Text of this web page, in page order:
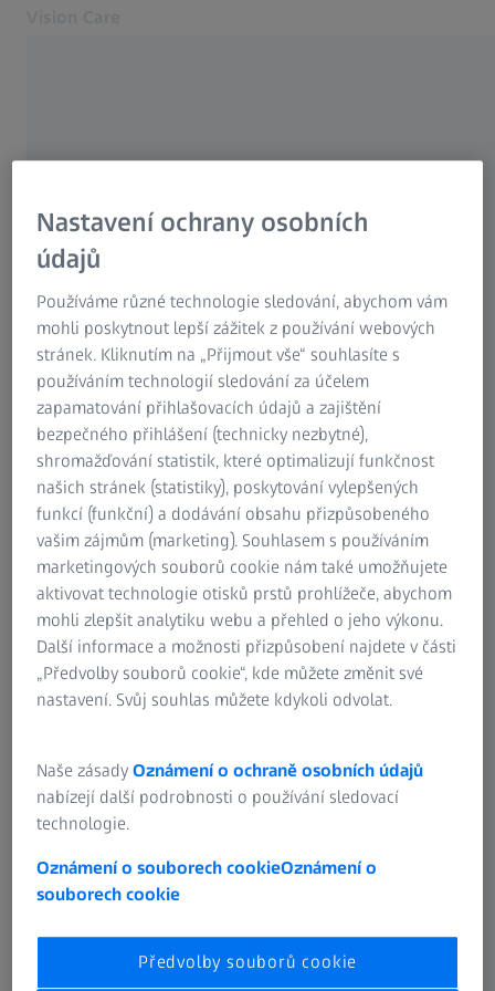
Zdravé oči a péče o ně
Váš zrak
O nás
Kontakt
Optik ve vaší blízkosti
Po lékaře či optometristy
Související webové stránky ZEISS
Vision Care po lékaře či optometristy
ZEISS Sunlens
Informace o zbytkových rizicích
Skupina ZEISS
ČASTO POUŽÍVANÉ
Proč je dobré vidění tak důležité
Progresivní brýlové čočky
Brýle na dálku a brýle na čtení
Online oční test
Čisticí prostředky a ubrousky na brýlové
čočky
O SPOLEČNOSTI ZEISS
O nás
Kariéra
Novinky v ZEISS Group
Compliance
Nastavení ochrany osobních
údajů
Používáme různé technologie sledování, abychom vám
mohli poskytnout lepší zážitek z používání webových
stránek. Kliknutím na „Přijmout vše“ souhlasíte s
používáním technologií sledování za účelem
zapamatování přihlašovacích údajů a zajištění
bezpečného přihlášení (technicky nezbytné),
shromažďování statistik, které optimalizují funkčnost
našich stránek (statistiky), poskytování vylepšených
funkcí (funkční) a dodávání obsahu přizpůsobeného
vašim zájmům (marketing). Souhlasem s používáním
marketingových souborů cookie nám také umožňujete
aktivovat technologie otisků prstů prohlížeče, abychom
mohli zlepšit analytiku webu a přehled o jeho výkonu.
Další informace a možnosti přizpůsobení najdete v části
„Předvolby souborů cookie“, kde můžete změnit své
nastavení. Svůj souhlas můžete kdykoli odvolat.
Naše zásadyOznámení o ochraně osobních údajů
nabízejí další podrobnosti o používání sledovací
technologie.
Oznámení o souborech cookieOznámení o
souborech cookie
Předvolby souborů cookie